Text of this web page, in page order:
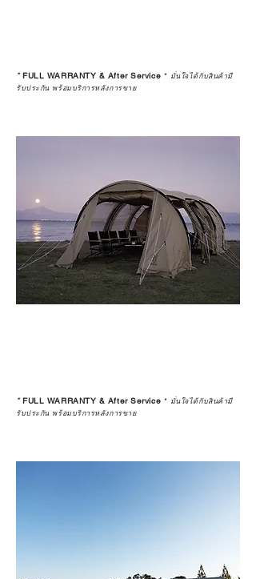
*FULL WARRANTY & After Service * มั่นใจได้กับสินค้ามี
รับประกัน พร้อมบริการหลังการขาย
*FULL WARRANTY & After Service * มั่นใจได้กับสินค้ามี
รับประกัน พร้อมบริการหลังการขาย